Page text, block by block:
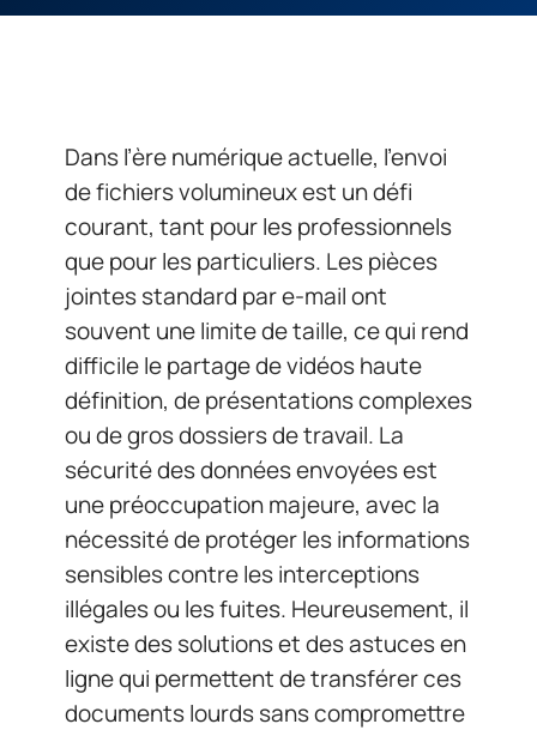
Dans l’ère numérique actuelle, l’envoi
de fichiers volumineux est un défi
courant, tant pour les professionnels
que pour les particuliers. Les pièces
jointes standard par e-mail ont
souvent une limite de taille, ce qui rend
difficile le partage de vidéos haute
définition, de présentations complexes
ou de gros dossiers de travail. La
sécurité des données envoyées est
une préoccupation majeure, avec la
nécessité de protéger les informations
sensibles contre les interceptions
illégales ou les fuites. Heureusement, il
existe des solutions et des astuces en
ligne qui permettent de transférer ces
documents lourds sans compromettre